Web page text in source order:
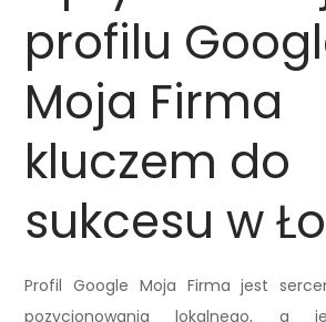
profilu
Moja Firma
kluczem do
sukcesu w
Profil Google Moja Firma jest
pozycjonowania lokalnego, a